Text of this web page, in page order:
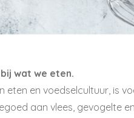
wat we eten.
en voedselcultuur, is
aan vlees, gevogelte